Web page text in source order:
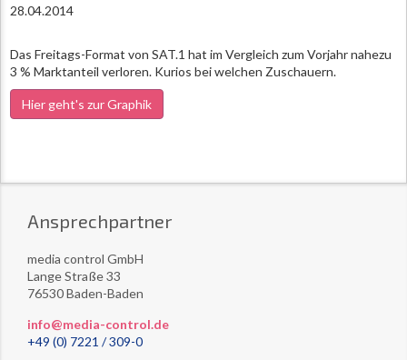
28.04.2014
Das Freitags-Format von SAT.1 hat im Vergleich zum Vorjahr nahezu
3 % Marktanteil verloren. Kurios bei welchen Zuschauern.
Hier geht's zur Graphik
Ansprechpartner
media control GmbH
Lange Straße 33
76530 Baden-Baden
info@media-control.de
+49 (0) 7221 / 309-0